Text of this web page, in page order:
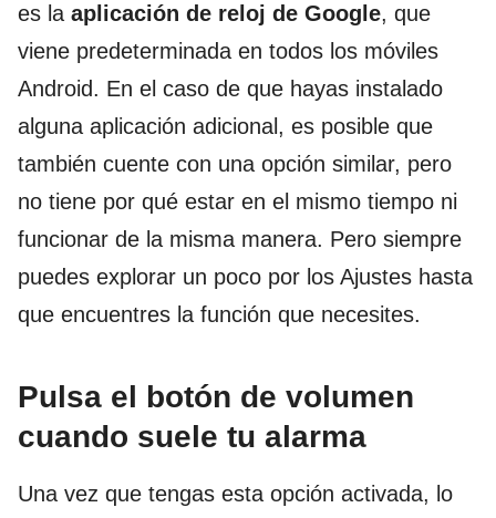
es la aplicación de reloj de Google, que
viene predeterminada en todos los móviles
Android. En el caso de que hayas instalado
alguna aplicación adicional, es posible que
también cuente con una opción similar, pero
no tiene por qué estar en el mismo tiempo ni
funcionar de la misma manera. Pero siempre
puedes explorar un poco por los Ajustes hasta
que encuentres la función que necesites.
Pulsa el botón de volumen
cuando suele tu alarma
Una vez que tengas esta opción activada, lo